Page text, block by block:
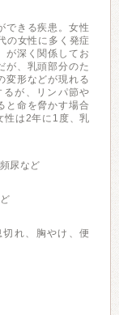
できる疾患。女性
の女性に多く発症
が深く関係してお
が、乳頭部分のた
変形などが現れる
が、リンパ節や
と命を脅かす場合
性は2年に1度、乳
尿など
れ、胸やけ、便